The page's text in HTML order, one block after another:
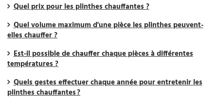
Quel prix pour les plinthes chauffantes ?
Quel volume maximum d'une pièce les plinthes peuvent-
elles chauffer ?
Est-il possible de chauffer chaque pièces à différentes
températures ?
Quels gestes effectuer chaque année pour entretenir les
plinthes chauffantes ?